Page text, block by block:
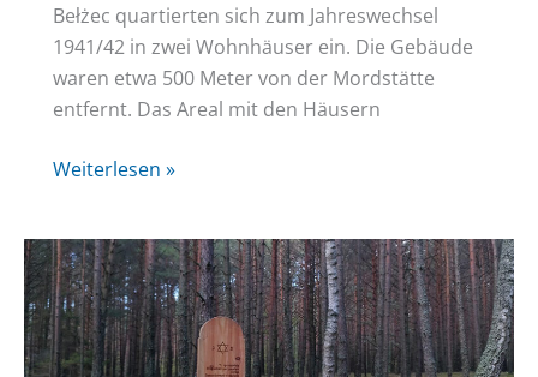
Bełżec quartierten sich zum Jahreswechsel
1941/42 in zwei Wohnhäuser ein. Die Gebäude
waren etwa 500 Meter von der Mordstätte
entfernt. Das Areal mit den Häusern
Kommandantur
Weiterlesen »